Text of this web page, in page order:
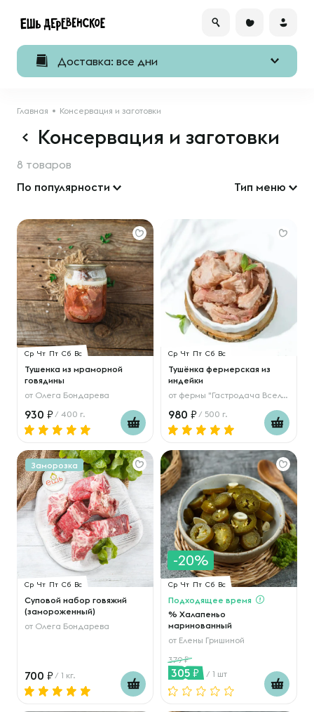
Доставка: все дни
Главная Консервация и заготовки
Консервация и заготовки
8 товаров
По популярности
Тип меню
Ср Чт Пт Сб Вс
Тушенка из мраморной
говядины
от Олега Бондарева
930 / 400 г.
Ср Чт Пт Сб Вс
Тушёнка фермерская из
индейки
от фермы "Гастродача Вселуг"
980 / 500 г.
Заморозка
Ср Чт Пт Сб Вс
Суповой набор говяжий
(замороженный)
от Олега Бондарева
700 / 1 кг.
-20%
Ср Чт Пт Сб Вс
Подходящее время
% Халапеньо
маринованный
от Елены Гришиной
379
305 / 1 шт